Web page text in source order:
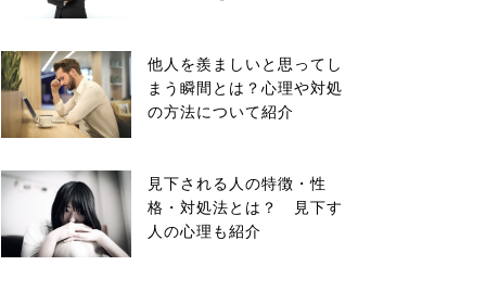
他人を羨ましいと思ってし
まう瞬間とは？心理や対処
の方法について紹介
見下される人の特徴・性
格・対処法とは？ 見下す
人の心理も紹介